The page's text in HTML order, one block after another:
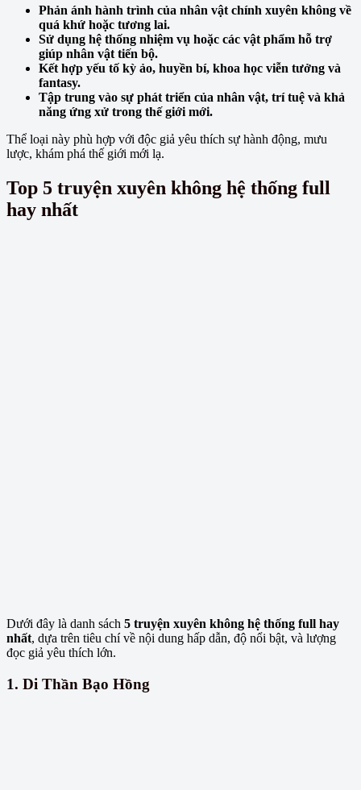
Phản ánh hành trình của nhân vật chính xuyên không về
quá khứ hoặc tương lai.
Sử dụng hệ thống nhiệm vụ hoặc các vật phẩm hỗ trợ
giúp nhân vật tiến bộ.
Kết hợp yếu tố kỳ ảo, huyền bí, khoa học viễn tưởng và
fantasy.
Tập trung vào sự phát triển của nhân vật, trí tuệ và khả
năng ứng xử trong thế giới mới.
Thể loại này phù hợp với độc giả yêu thích sự hành động, mưu
lược, khám phá thế giới mới lạ.
Top 5 truyện xuyên không hệ thống full
hay nhất
Dưới đây là danh sách 5 truyện xuyên không hệ thống full hay
nhất, dựa trên tiêu chí về nội dung hấp dẫn, độ nổi bật, và lượng
đọc giả yêu thích lớn.
1. Di Thần Bạo Hồng